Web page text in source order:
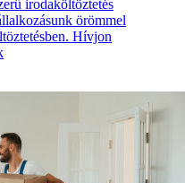
irodaköltöztetés
örömmel
Hívjon